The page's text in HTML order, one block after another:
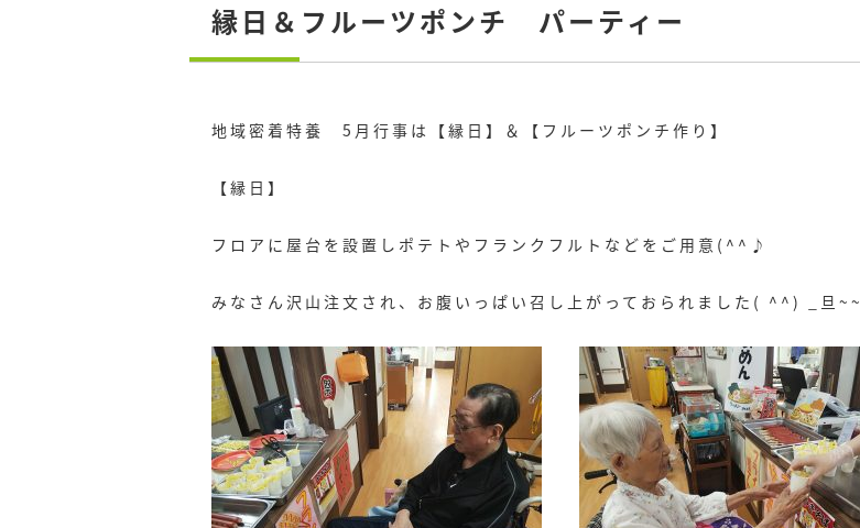
縁日＆フルーツポンチ パーティー
地域密着特養 5月行事は【縁日】＆【フルーツポンチ作り】
【縁日】
フロアに屋台を設置しポテトやフランクフルトなどをご用意(^^♪
みなさん沢山注文され、お腹いっぱい召し上がっておられました( ^^) _旦~~